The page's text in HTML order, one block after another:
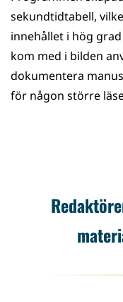
sekundtidtabell,
innehållet i hög
kom med i bilden
dokumentera
för någon större